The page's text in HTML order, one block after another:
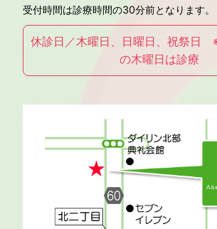
受付時間は診療時間の30分前となります。
休診日／木曜日、日曜日、祝祭日
の木曜日は診療